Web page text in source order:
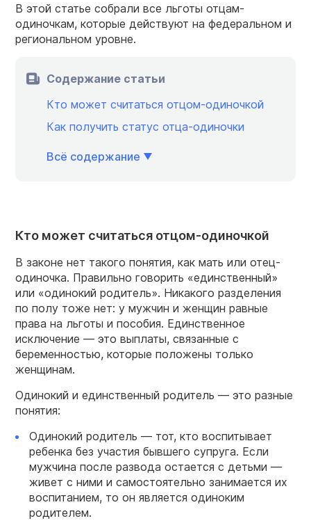
В этой статье собрали все льготы отцам-
одиночкам, которые действуют на федеральном и
региональном уровне.
Содержание статьи
Кто может считаться отцом-одиночкой
Как получить статус отца-одиночки
Всё содержание
Кто может считаться отцом-одиночкой
В законе нет такого понятия, как мать или отец-
одиночка. Правильно говорить «единственный»
или «одинокий родитель». Никакого разделения
по полу тоже нет: у мужчин и женщин равные
права на льготы и пособия. Единственное
исключение — это выплаты, связанные с
беременностью, которые положены только
женщинам.
Одинокий и единственный родитель — это разные
понятия:
Одинокий родитель — тот, кто воспитывает
ребенка без участия бывшего супруга. Если
мужчина после развода остается с детьми —
живет с ними и самостоятельно занимается их
воспитанием, то он является одиноким
родителем.